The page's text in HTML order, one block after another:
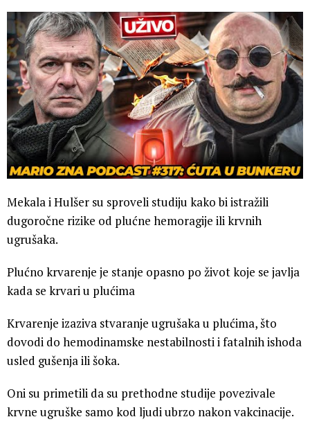
Mekala i Hulšer su sproveli studiju kako bi istražili
dugoročne rizike od plućne hemoragije ili krvnih
ugrušaka.
Plućno krvarenje je stanje opasno po život koje se javlja
kada se krvari u plućima
Krvarenje izaziva stvaranje ugrušaka u plućima, što
dovodi do hemodinamske nestabilnosti i fatalnih ishoda
usled gušenja ili šoka.
Oni su primetili da su prethodne studije povezivale
krvne ugruške samo kod ljudi ubrzo nakon vakcinacije.